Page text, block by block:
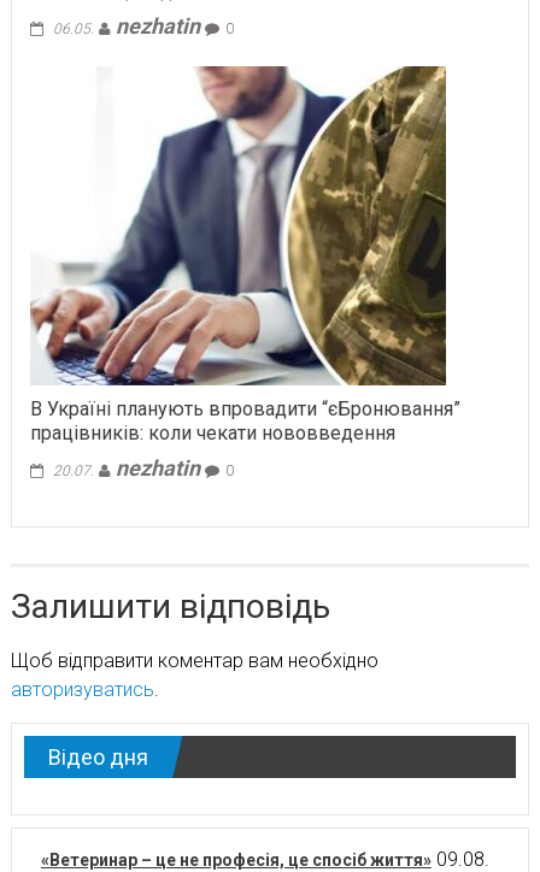
06.05. nezhatin 0
В Україні планують впровадити “єБронювання”
працівників: коли чекати нововведення
20.07. nezhatin 0
Залишити відповідь
Щоб відправити коментар вам необхідно
авторизуватись.
Відео дня
«Ветеринар – це не професія, це спосіб життя» 09.08.